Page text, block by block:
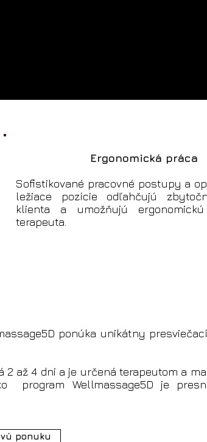
Ergonomická práca
Sofistikované pracovné postupy a
ležiace pozície odľahčujú
klienta a umožňujú
terapeuta.
ponúka unikátny
až 4 dni a je určená terapeutom a
program Wellmassage5D je
ponuku